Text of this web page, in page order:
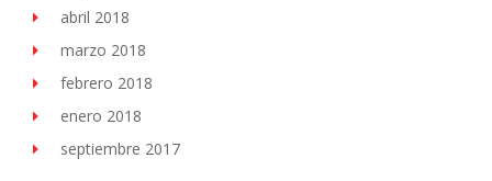
abril 2018
marzo 2018
febrero 2018
enero 2018
septiembre 2017